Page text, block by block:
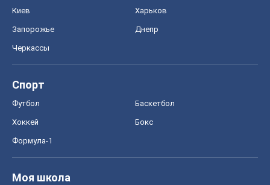
Киев Харьков
Запорожье Днепр
Черкассы
Спорт
Футбол Баскетбол
Хоккей Бокс
Формула-1
Моя школа